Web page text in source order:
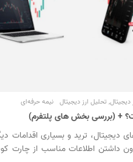
, تحلیل ارز دیجیتال نیمه حرفه‌ای
+ (بررسی بخش های پلتفرم)
دیجیتال، ترید و بسیاری اقدامات
داشتن اطلاعات مناسب از چارت